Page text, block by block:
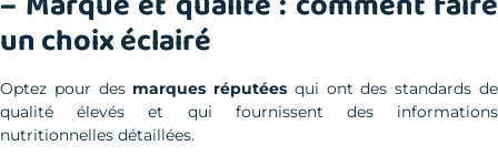
un choix éclairé
Optez pour des marques réputées qui ont des standards de
qualité élevés et qui fournissent des informations
nutritionnelles détaillées.